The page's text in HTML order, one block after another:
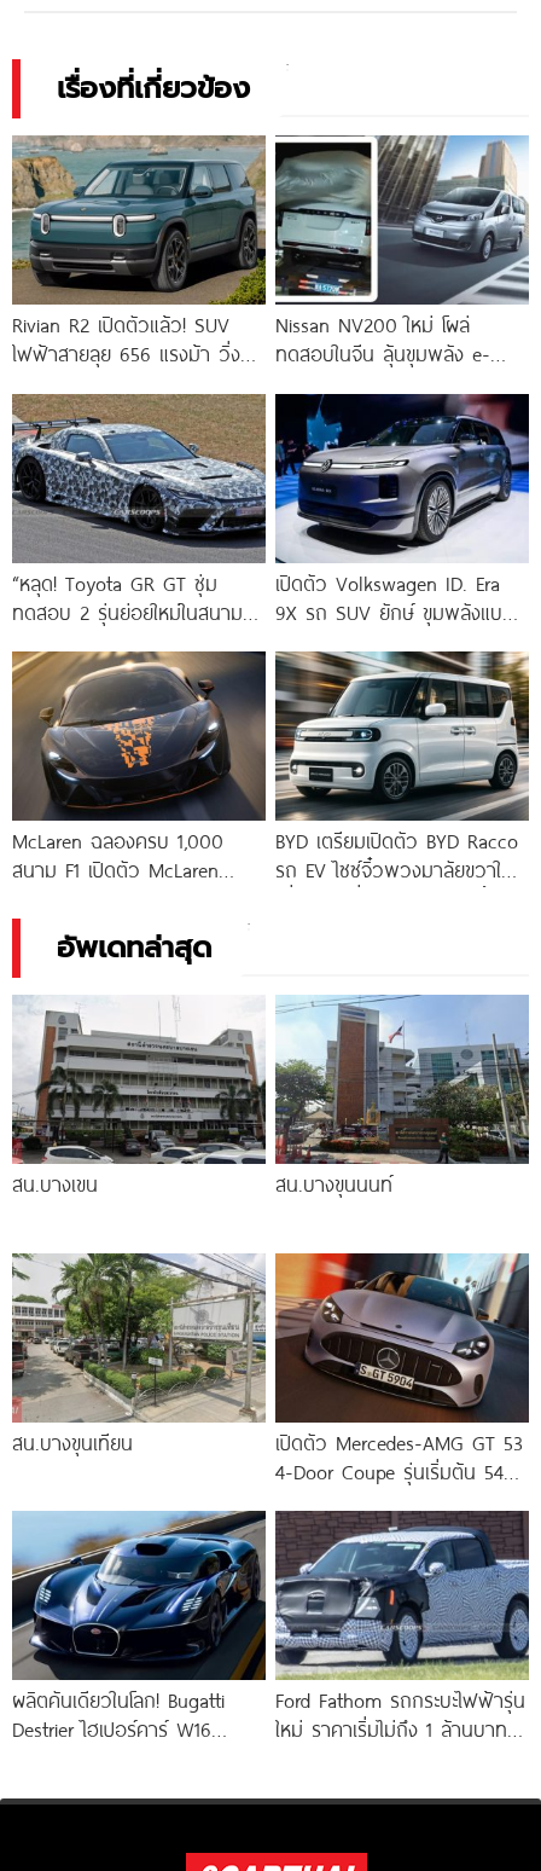
เรื่องที่เกี่ยวข้อง
Rivian R2 เปิดตัวแล้ว! SUV
ไฟฟ้าสายลุย 656 แรงม้า วิ่ง
Nissan NV200 ใหม่ โผล่
ทดสอบในจีน ลุ้นขุมพลัง e-
ตัวภายในปี 2026
“หลุด! Toyota GR GT ซุ่ม
ทดสอบ 2 รุ่นย่อยใหม่ในสนาม
เปิดตัว Volkswagen ID. Era
9X รถ SUV ยักษ์ ขุมพลังแบบ
McLaren ฉลองครบ 1,000
สนาม F1 เปิดตัว McLaren
BYD เตรียมเปิดตัว BYD Racco
รถ EV ไซซ์จิ๋วพวงมาลัยขวาใน
อัพเดทล่าสุด
สน.บางเขน สน.บางขุนนนท์
สน.บางขุนเทียน
เปิดตัว Mercedes-AMG GT 53
4-Door Coupe รุ่นเริ่มต้น 544
ผลิตคันเดียวในโลก! Bugatti
Destrier ไฮเปอร์คาร์ W16
Ford Fathom รถกระบะไฟฟ้ารุ่น
ใหม่ ราคาเริ่มไม่ถึง 1 ล้านบาท !